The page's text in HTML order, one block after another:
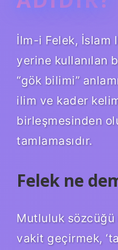
İlm-i Felek, İslam
yerine kullanılan
“gök bilimi”
ilim ve kader
birleşmesinden
tamlamasıdır.
Felek ne
Mutluluk
vakit geçirmek,